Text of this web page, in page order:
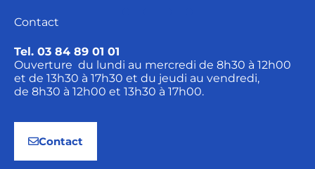
Contact
Tel. 03 84 89 01 01
Ouverture du lundi au mercredi de 8h30 à 12h00
et de 13h30 à 17h30 et du jeudi au vendredi,
de 8h30 à 12h00 et 13h30 à 17h00.
Contact